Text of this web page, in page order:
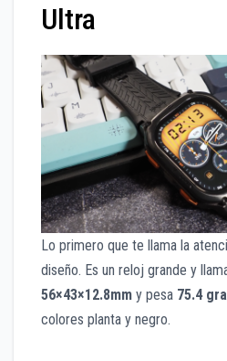
Ultra
Lo primero que te llama la
diseño. Es un reloj grande y
56×43×12.8mm y pesa 75.4
colores planta y negro.